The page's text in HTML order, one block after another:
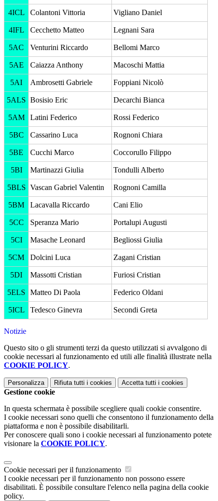
4ICL Colantoni Vittoria Vigliano Daniel
4IFL Cecchetto Matteo Legnani Sara
5AC Venturini Riccardo Bellomi Marco
5AE Caiazza Anthony Macoschi Mattia
5AI Ambrosetti Gabriele Foppiani Nicolò
5ALS Bosisio Eric Decarchi Bianca
5AM Latini Federico Rossi Federico
5BC Cassarino Luca Rognoni Chiara
5BE Cucchi Marco Coccorullo Filippo
5BI Martinazzi Giulia Tondulli Alberto
5BLS Vascan Gabriel Valentin Rognoni Camilla
5BM Lacavalla Riccardo Cani Elio
5CC Speranza Mario Portalupi Augusti
5CI Masache Leonard Begliossi Giulia
5CM Dolcini Luca Zagani Cristian
5DI Massotti Cristian Furiosi Cristian
5ELS Matteo Di Paola Federico Oldani
5ICL Tedesco Ginevra Secondi Greta
Notizie
Questo sito o gli strumenti terzi da questo utilizzati si avvalgono di
cookie necessari al funzionamento ed utili alle finalità illustrate nella
COOKIE POLICY.
Personalizza Rifiuta tutti i cookies Accetta tutti i cookies
Gestione cookie
In questa schermata è possibile scegliere quali cookie consentire.
I cookie necessari sono quelli che consentono il funzionamento della
piattaforma e non è possibile disabilitarli.
Per conoscere quali sono i cookie necessari al funzionamento potete
visionare la COOKIE POLICY.
Cookie necessari per il funzionamento
I cookie necessari per il funzionamento non possono essere
disabilitati. È possibile consultare l'elenco nella pagina della cookie
policy.